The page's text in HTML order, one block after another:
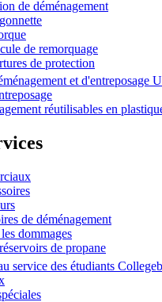
de déménagement
de remorquage
de protection
et d'entreposage
réutilisables en
de déménagement
dommages
de propane
service des étudiants